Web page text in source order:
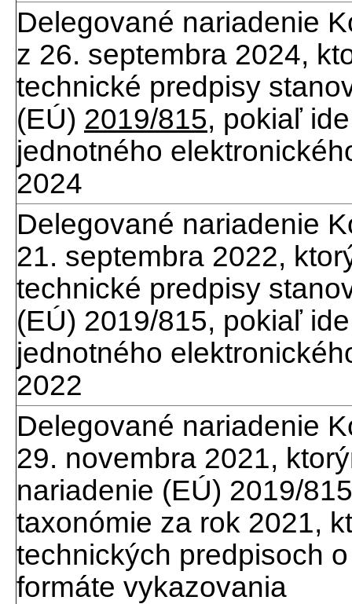
Delegované nariadenie
z 26. septembra 2024,
technické predpisy
(EÚ) 2019/815, pokiaľ
jednotného
2024
Delegované nariadenie
21. septembra 2022,
technické predpisy
(EÚ) 2019/815, pokiaľ
jednotného
2022
Delegované nariadenie
29. novembra 2021,
nariadenie (EÚ) 2019/
taxonómie za rok 2021,
technických predpisoch
formáte vykazovania